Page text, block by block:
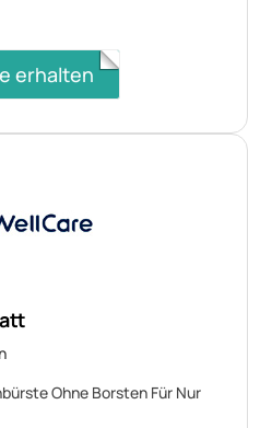
erhalten
Ohne Borsten Für Nur